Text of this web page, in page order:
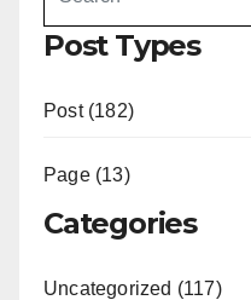
Post Types
Post (182)
Page (13)
Categories
Uncategorized (117)